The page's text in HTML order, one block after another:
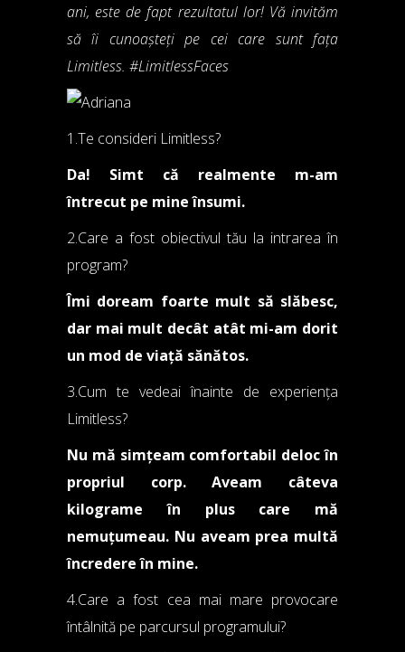
ani, este de fapt rezultatul lor! Vă invităm
să îi cunoașteți pe cei care sunt fața
Limitless. #LimitlessFaces
1.Te consideri Limitless?
Da! Simt că realmente m-am
întrecut pe mine însumi.
2.Care a fost obiectivul tău la intrarea în
program?
Îmi doream foarte mult să slăbesc,
dar mai mult decât atât mi-am dorit
un mod de viață sănătos.
3.Cum te vedeai înainte de experiența
Limitless?
Nu mă simțeam comfortabil deloc în
propriul corp. Aveam câteva
kilograme în plus care mă
nemuțumeau. Nu aveam prea multă
încredere în mine.
4.Care a fost cea mai mare provocare
întâlnită pe parcursul programului?